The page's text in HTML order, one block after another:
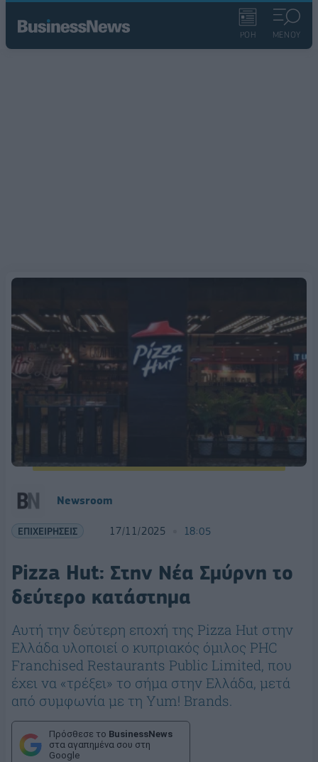
ΡΟΗ ΜΕΝΟΥ
Newsroom
ΕΠΙΧΕΙΡΗΣΕΙΣ 17/11/2025 18:05
Pizza Hut: Στην Νέα Σμύρνη το
δεύτερο κατάστημα
Αυτή την δεύτερη εποχή της Pizza Hut στην
Ελλάδα υλοποιεί ο κυπριακός όμιλος PHC
Franchised Restaurants Public Limited, που
έχει να «τρέξει» το σήμα στην Ελλάδα, μετά
από συμφωνία με τη Yum! Brands.
Πρόσθεσε το BusinessNews
στα αγαπημένα σου στη
Google